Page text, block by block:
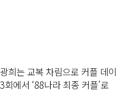
희는 교복 차림으로 커플 데이
에서 ‘88나라 최종 커플’로